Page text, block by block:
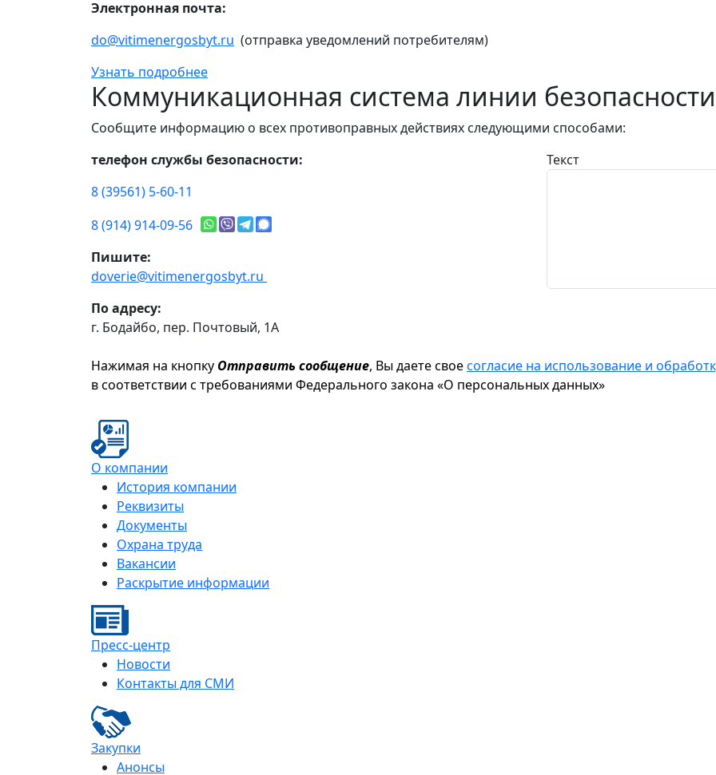
Электронная почта:
do@vitimenergosbyt.ru (отправка уведомлений потребителям)
Узнать подробнее
Коммуникационная система линии безопасности
Сообщите информацию о всех противоправных действиях следующими способами:
телефон службы безопасности:
8 (39561) 5-60-11
8 (914) 914-09-56
Пишите:
doverie@vitimenergosbyt.ru
По адресу:
г. Бодайбо, пер. Почтовый, 1А
Текст
Нажимая на кнопку Отправить сообщение, Вы даете своесогласие на использование и
в соответствии с требованиями Федерального закона «О персональных данных»
О компании
История компании
Реквизиты
Документы
Охрана труда
Вакансии
Раскрытие информации
Пресс-центр
Новости
Контакты для СМИ
Закупки
Анонсы